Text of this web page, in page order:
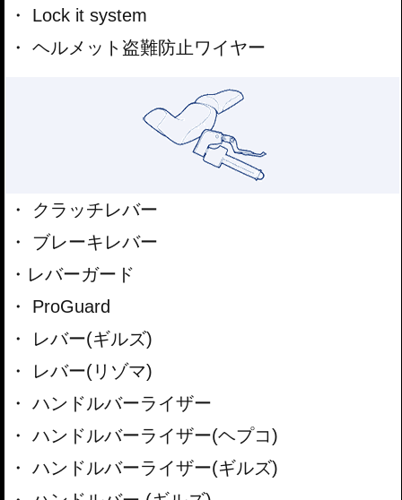
Lock it system
ヘルメット盗難防止ワイヤー
クラッチレバー
ブレーキレバー
レバーガード
ProGuard
レバー(ギルズ)
レバー(リゾマ)
ハンドルバーライザー
ハンドルバーライザー(ヘプコ)
ハンドルバーライザー(ギルズ)